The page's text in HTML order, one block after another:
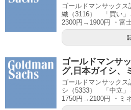
ゴールドマンサック
織（3116） 「買い
2300円→1900円 ・富
ゴールドマンサ
グ,日本ガイシ、
ゴールドマンサック
シ（5333） 「中立
1750円→2100円 ・ミ